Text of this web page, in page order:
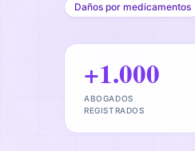
Daños por medicamentos
+1.000
ABOGADOS
REGISTRADOS